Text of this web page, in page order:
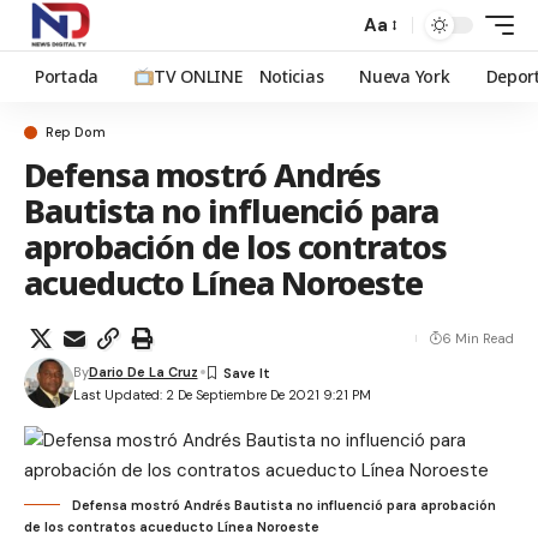
Aa
Portada TV ONLINE Noticias Nueva York
Rep Dom
Defensa mostró Andrés
Bautista no influenció para
aprobación de los contratos
acueducto Línea Noroeste
Last Updated: 2 De Septiembre De 2021 9:21 PM
ByDario De La Cruz
6 Min Read
Defensa mostró Andrés Bautista no influenció para aprobación
de los contratos acueducto Línea Noroeste